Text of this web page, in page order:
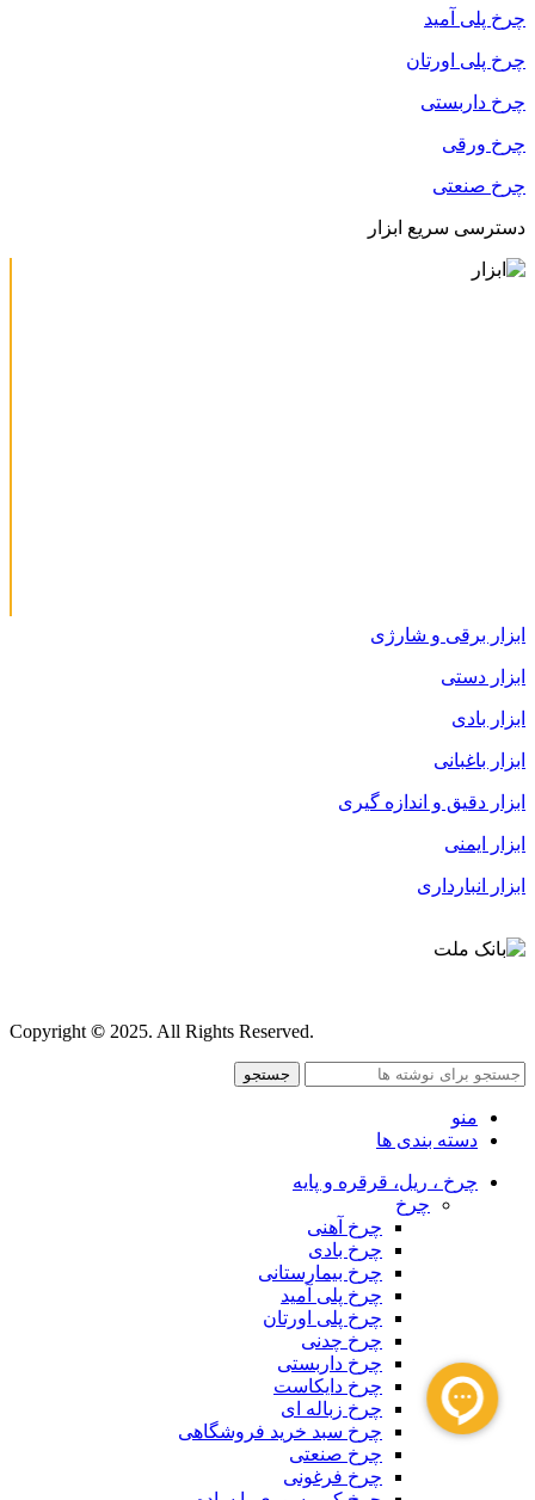
چرخ پلی آمید
چرخ پلی اورتان
چرخ داربستی
چرخ ورقی
چرخ صنعتی
دسترسی سریع ابزار
ابزار برقی و شارژی
ابزار دستی
ابزار بادی
ابزار باغبانی
ابزار دقیق و اندازه گیری
ابزار ایمنی
ابزار انبارداری
Copyright© 2025. All Rights Reserved.
جستجو
منو
دسته بندی ها
چرخ ، ریل، قرقره و پایه
چرخ
چرخ آهنی
چرخ بادی
چرخ بیمارستانی
چرخ پلی آمید
چرخ پلی اورتان
چرخ چدنی
چرخ داربستی
چرخ دایکاست
چرخ زباله ای
چرخ سبد خرید فروشگاهی
چرخ صنعتی
چرخ فرغونی